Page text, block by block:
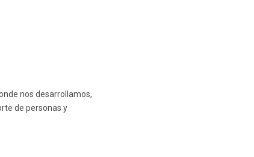
nos desarrollamos,
de personas y